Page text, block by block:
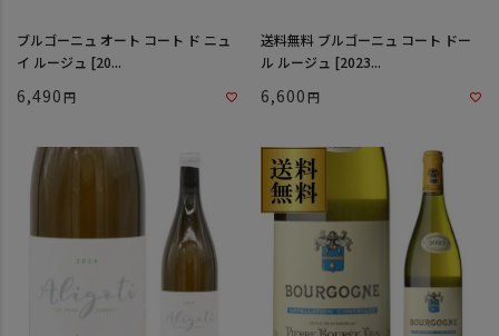
ブルゴーニュ オート コート ド ニュ
イ ルージュ [20...
6,490
送料無料 ブルゴーニュ コート ドー
ル ルージュ [2023...
6,600